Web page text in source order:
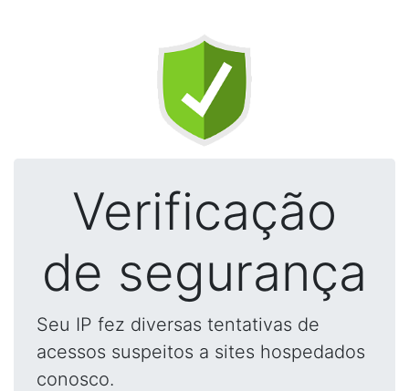
Verificação
de segurança
Seu IP fez diversas tentativas de
acessos suspeitos a sites hospedados
conosco.